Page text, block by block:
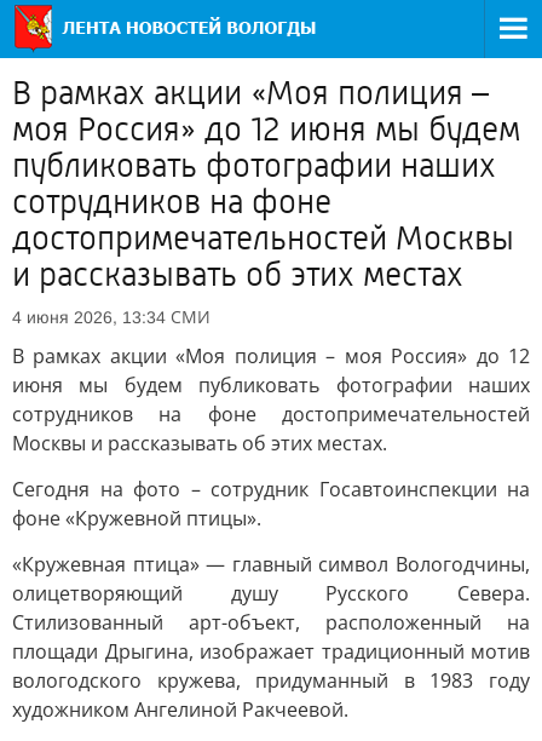
В рамках акции «Моя полиция –
моя Россия» до 12 июня мы будем
публиковать фотографии наших
сотрудников на фоне
достопримечательностей Москвы
и рассказывать об этих местах
4 июня 2026, 13:34 СМИ
В рамках акции «Моя полиция – моя Россия» до 12
июня мы будем публиковать фотографии наших
сотрудников на фоне достопримечательностей
Москвы и рассказывать об этих местах.
Сегодня на фото – сотрудник Госавтоинспекции на
фоне «Кружевной птицы».
«Кружевная птица» — главный символ Вологодчины,
олицетворяющий душу Русского Севера.
Стилизованный арт-объект, расположенный на
площади Дрыгина, изображает традиционный мотив
вологодского кружева, придуманный в 1983 году
художником Ангелиной Ракчеевой.